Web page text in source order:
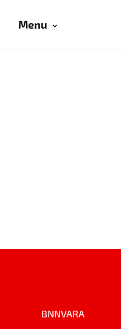
Menu
BNNVARA